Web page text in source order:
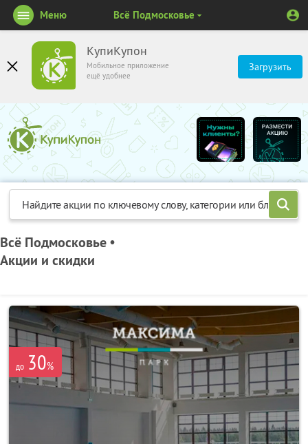
КупиКупон
Мобильное приложение
ещё удобнее
Загрузить
Меню Всё Подмосковье
Всё Подмосковье •
Акции и скидки
до 30%